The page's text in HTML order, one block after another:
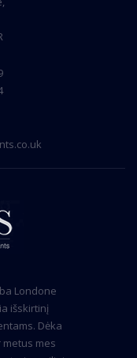
Londone
išskirtinį
Dėka
mes